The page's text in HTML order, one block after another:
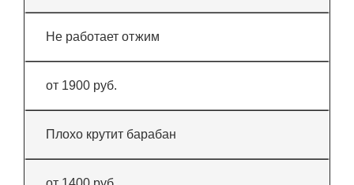
Не работает отжим
от 1900 руб.
Плохо крутит барабан